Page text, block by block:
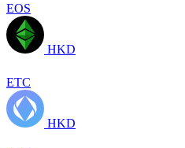
EOS
HKD
ETC
HKD